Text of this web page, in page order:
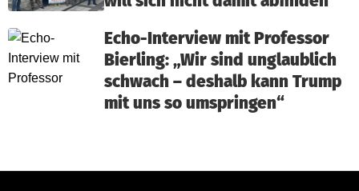
Echo-Interview mit Professor
Bierling: „Wir sind unglaublich
schwach – deshalb kann Trump
mit uns so umspringen“